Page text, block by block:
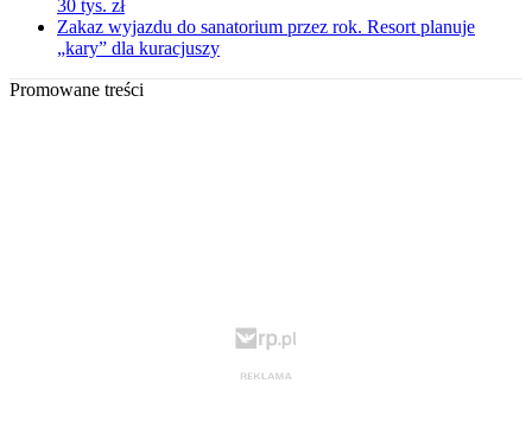
30 tys. zł
Zakaz wyjazdu do sanatorium przez rok. Resort planuje
„kary” dla kuracjuszy
Promowane treści